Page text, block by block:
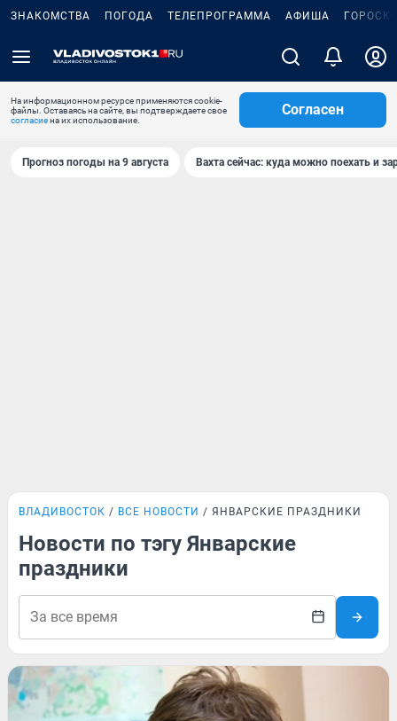
ЗНАКОМСТВА ПОГОДА ТЕЛЕПРОГРАММА АФИША
На информационном ресурсе применяются cookie-
файлы. Оставаясь на сайте, вы подтверждаете свое
согласиена их использование.
Согласен
Прогноз погоды на 9 августа Вахта сейчас: куда можно поехать и
ВЛАДИВОСТОК ВСЕ НОВОСТИ ЯНВАРСКИЕ ПРАЗДНИКИ
Новости по тэгу Январские
праздники